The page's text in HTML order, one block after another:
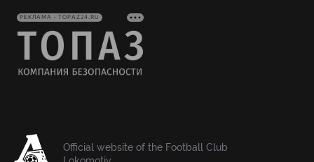
РЕКЛАМА • TOPAZ24.RU
Official website of the Football Club